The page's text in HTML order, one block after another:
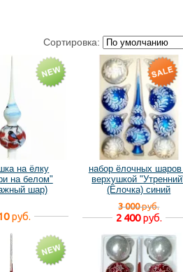
Сортировка:
на ёлку
на белом"
шар)
руб.
набор ёлочных шаров
верхушкой
(Ёлочка) синий
3 000руб.
2 400руб.